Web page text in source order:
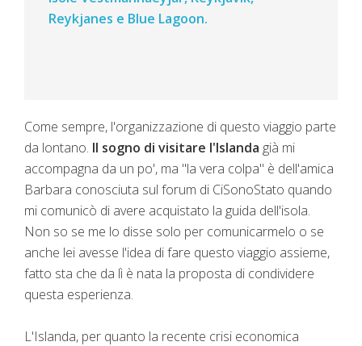
Reykjanes e Blue Lagoon.
Come sempre, l'organizzazione di questo viaggio parte
da lontano. Il sogno di visitare l'Islanda già mi
accompagna da un po', ma "la vera colpa" è dell'amica
Barbara conosciuta sul forum di CiSonoStato quando
mi comunicò di avere acquistato la guida dell'isola.
Non so se me lo disse solo per comunicarmelo o se
anche lei avesse l'idea di fare questo viaggio assieme,
fatto sta che da lì è nata la proposta di condividere
questa esperienza.
L'Islanda, per quanto la recente crisi economica